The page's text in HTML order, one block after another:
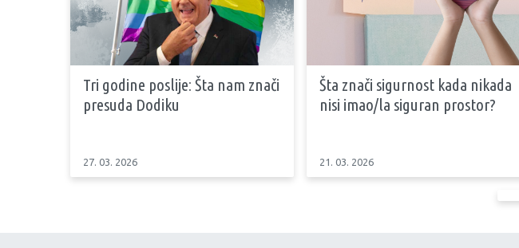
Tri godine poslije: Šta nam znači
presuda Dodiku
27. 03. 2026
Šta znači sigurnost kada nikada
nisi imao/la siguran prostor?
21. 03. 2026